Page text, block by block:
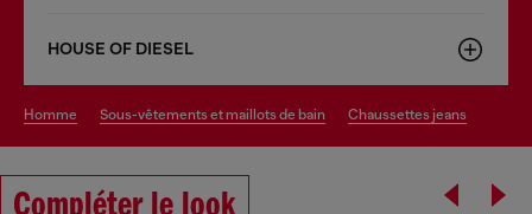
HOUSE OF DIESEL
homme sous-vêtements et maillots de bain chaussettes jeans
Compléter le look